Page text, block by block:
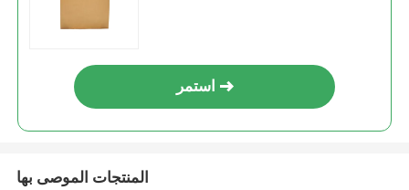
استمر
المنتجات الموصى بها